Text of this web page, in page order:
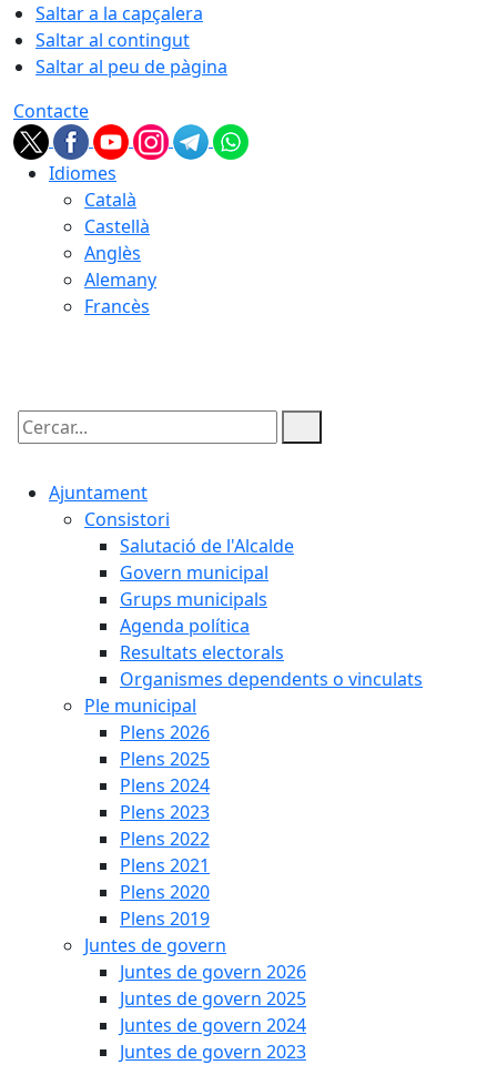
Saltar a la capçalera
Saltar al contingut
Saltar al peu de pàgina
Contacte
Idiomes
Català
Castellà
Anglès
Alemany
Francès
Cercar:
Ajuntament
Consistori
Salutació de l'Alcalde
Govern municipal
Grups municipals
Agenda política
Resultats electorals
Organismes dependents o vinculats
Ple municipal
Plens 2026
Plens 2025
Plens 2024
Plens 2023
Plens 2022
Plens 2021
Plens 2020
Plens 2019
Juntes de govern
Juntes de govern 2026
Juntes de govern 2025
Juntes de govern 2024
Juntes de govern 2023